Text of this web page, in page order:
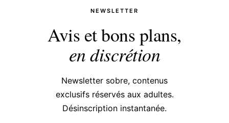
NEWSLETTER
Avis et bons plans,
en discrétion
Newsletter sobre, contenus
exclusifs réservés aux adultes.
Désinscription instantanée.